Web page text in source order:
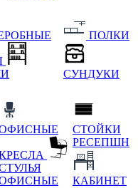
ПОЛКИ
СУНДУКИ
СТОЙКИ
РЕСЕПШН
КАБИНЕТ